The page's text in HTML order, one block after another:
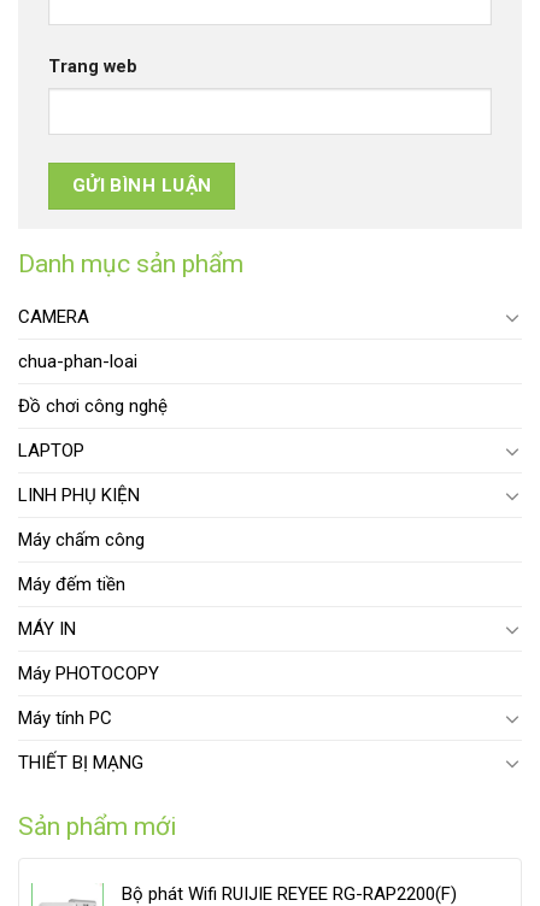
Danh mục sản phẩm
CAMERA
chua-phan-loai
Đồ chơi công nghệ
LAPTOP
LINH PHỤ KIỆN
Máy chấm công
Máy đếm tiền
MÁY IN
Máy PHOTOCOPY
Máy tính PC
THIẾT BỊ MẠNG
Sản phẩm mới
Bộ phát Wifi RUIJIE REYEE RG-RAP2200(F)
Trang web